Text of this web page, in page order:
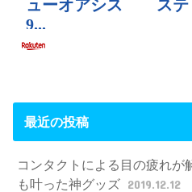
最近の投稿
コンタクトによる目の疲れが
も叶った神グッズ 2019.12.12